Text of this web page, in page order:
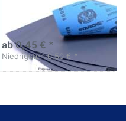
diversen Körnungen
Nass-Schleifpapier zur nass
und trocken anwendung
ab 0,45 € *
Niedrigster:0,50 € *